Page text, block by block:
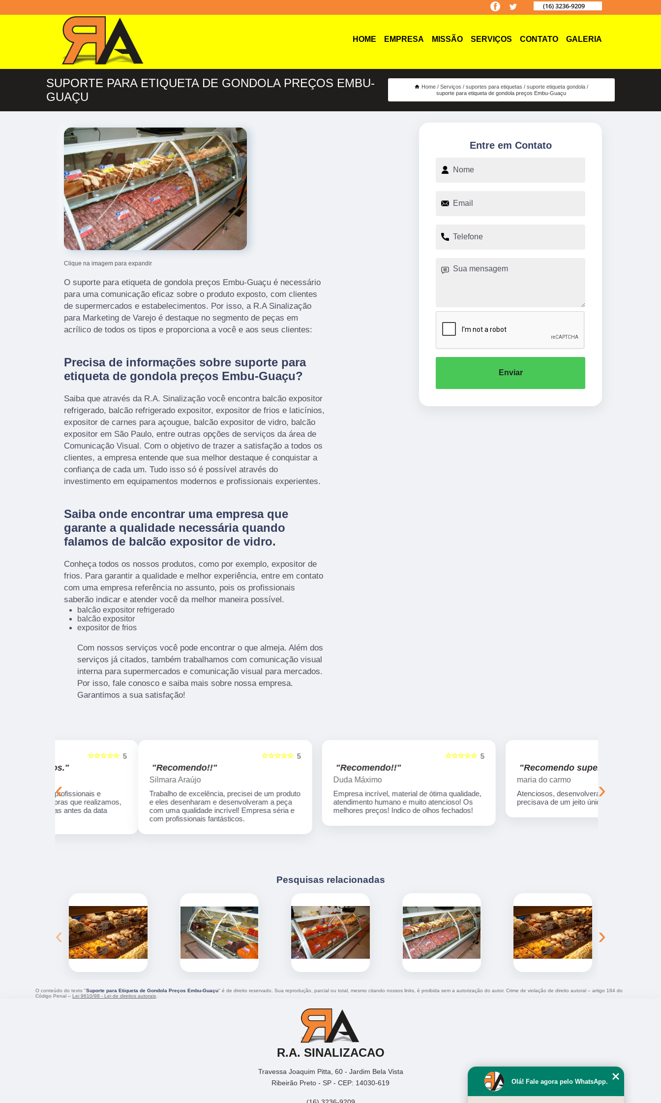
(16) 3236-9209
HOME EMPRESA MISSÃO SERVIÇOS CONTATO GALERIA
SUPORTE PARA ETIQUETA DE GONDOLA PREÇOS EMBU-
GUAÇU
Home Serviços suportes para etiquetas
suporte etiqueta gondola
suporte para etiqueta de gondola preços Embu-Guaçu
Clique na imagem para expandir
O suporte para etiqueta de gondola preços Embu-Guaçu é necessário
para uma comunicação eficaz sobre o produto exposto, com clientes
de supermercados e estabelecimentos. Por isso, a R.A Sinalização
para Marketing de Varejo é destaque no segmento de peças em
acrílico de todos os tipos e proporciona a você e aos seus clientes:
Precisa de informações sobre suporte para
etiqueta de gondola preços Embu-Guaçu?
Saiba que através da R.A. Sinalização você encontra balcão expositor
refrigerado, balcão refrigerado expositor, expositor de frios e laticínios,
expositor de carnes para açougue, balcão expositor de vidro, balcão
expositor em São Paulo, entre outras opções de serviços da área de
Comunicação Visual. Com o objetivo de trazer a satisfação a todos os
clientes, a empresa entende que sua melhor destaque é conquistar a
confiança de cada um. Tudo isso só é possível através do
investimento em equipamentos modernos e profissionais experientes.
Saiba onde encontrar uma empresa que
garante a qualidade necessária quando
falamos de balcão expositor de vidro.
Conheça todos os nossos produtos, como por exemplo, expositor de
frios. Para garantir a qualidade e melhor experiência, entre em contato
com uma empresa referência no assunto, pois os profissionais
saberão indicar e atender você da melhor maneira possível.
balcão expositor refrigerado
balcão expositor
expositor de frios
Com nossos serviços você pode encontrar o que almeja. Além dos
serviços já citados, também trabalhamos com comunicação visual
interna para supermercados e comunicação visual para mercados.
Por isso, fale conosco e saiba mais sobre nossa empresa.
Garantimos a sua satisfação!
Entre em Contato
Enviar
Trabalho de excelência, precisei de um produto
e eles desenharam e desenvolveram a peça
com uma qualidade incrível! Empresa séria e
com profissionais fantásticos.
Empresa incrível, material de ótima qualidade,
atendimento humano e muito atencioso! Os
melhores preços! Indico de olhos fechados!
"Recomendo super!"
Atenciosos, desenvolveram tudo o que eu
precisava de um jeito único! Preço ótimo.
‹ ›
Pesquisas relacionadas
‹ ›
O conteúdo do texto "Suporte para Etiqueta de Gondola Preços Embu-Guaçu" é de direito reservado. Sua reprodução, parcial ou total, mesmo citando nossos links, é proibida sem a autorização do autor. Crime de violação de direito autoral – artigo 184 do
Código Penal – Lei 9610/98 - Lei de direitos autorais
R.A. SINALIZACAO
Travessa Joaquim Pitta, 60 - Jardim Bela Vista
Ribeirão Preto - SP - CEP: 14030-619
Olá! Fale agora pelo WhatsApp.